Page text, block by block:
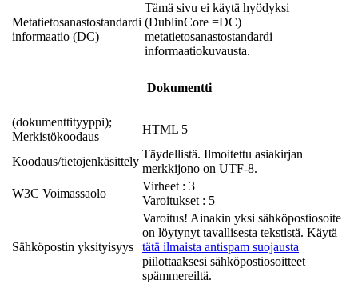
Metatietosanastostandardi
informaatio (DC)
Tämä sivu ei käytä hyödyksi
(DublinCore =DC)
metatietosanastostandardi
informaatiokuvausta.
Dokumentti
(dokumenttityyppi);
Merkistökoodaus
HTML 5
Koodaus/tietojenkäsittely
Täydellistä. Ilmoitettu asiakirjan
merkkijono on UTF-8.
W3C Voimassaolo
Virheet : 3
Varoitukset : 5
Sähköpostin yksityisyys
Varoitus! Ainakin yksi sähköpostiosoite
on löytynyt tavallisesta tekstistä. Käytä
tätä ilmaista antispam suojausta
piilottaaksesi sähköpostiosoitteet
spämmereiltä.